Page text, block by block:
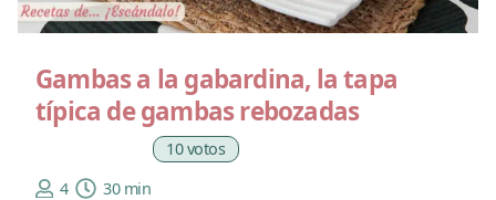
Gambas a la gabardina, la tapa
típica de gambas rebozadas
10 votos
4
30 min